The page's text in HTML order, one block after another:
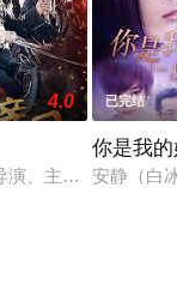
次偶然中，她邂
4.0
演、主演的北京电
已完结
你是我
安静（白